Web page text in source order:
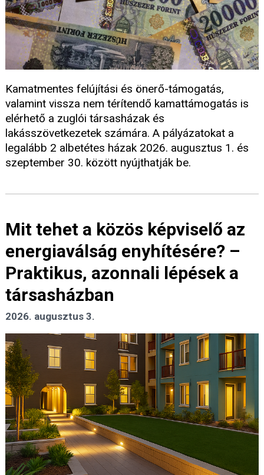
Kamatmentes felújítási és önerő-támogatás,
valamint vissza nem térítendő kamattámogatás is
elérhető a zuglói társasházak és
lakásszövetkezetek számára. A pályázatokat a
legalább 2 albetétes házak 2026. augusztus 1. és
szeptember 30. között nyújthatják be.
Mit tehet a közös képviselő az
energiaválság enyhítésére? –
Praktikus, azonnali lépések a
társasházban
2026. augusztus 3.